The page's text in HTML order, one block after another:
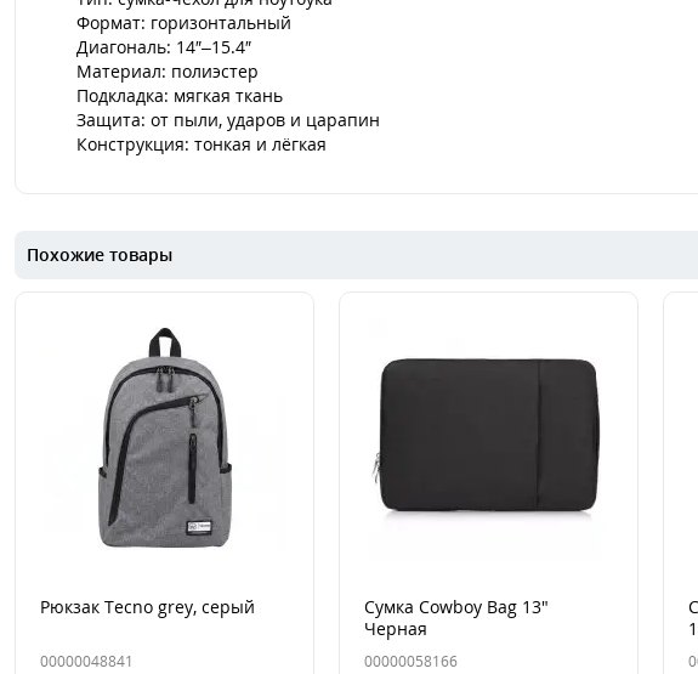
Формат: горизонтальный
Диагональ: 14″–15.4″
Материал: полиэстер
Подкладка: мягкая ткань
Защита: от пыли, ударов и царапин
Конструкция: тонкая и лёгкая
Похожие товары
Рюкзак Tecno grey, серый
00000048841
Сумка Cowboy Bag 13"
Черная
00000058166